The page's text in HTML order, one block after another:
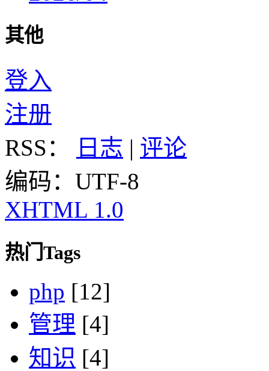
其他
登入
注册
RSS：
日志 | 评论
编码：UTF-8
XHTML 1.0
热门Tags
php [12]
管理 [4]
知识 [4]